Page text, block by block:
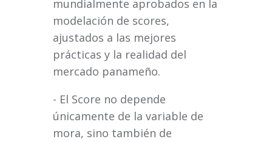
mundialmente aprobados en la
modelación de scores,
ajustados a las mejores
prácticas y la realidad del
mercado panameño.
- El Score no depende
únicamente de la variable de
mora, sino también de